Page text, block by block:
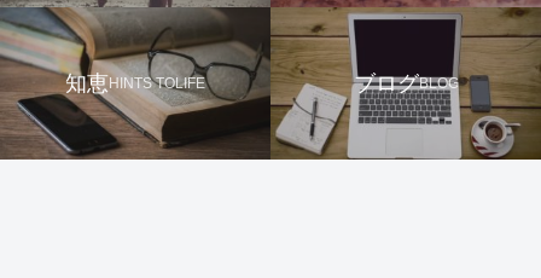
知恵HINTS TOLIFE ブログBLOG